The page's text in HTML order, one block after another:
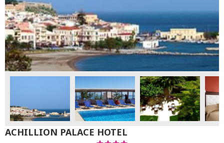
ACHILLION PALACE HOTEL